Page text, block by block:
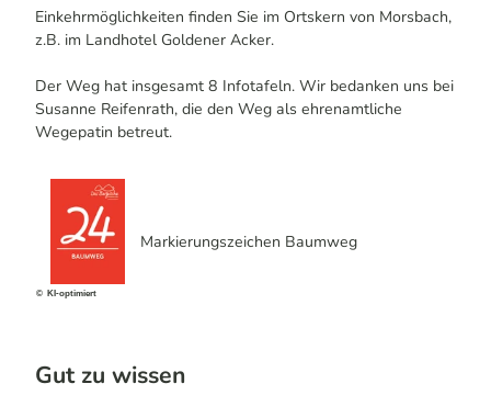
Einkehrmöglichkeiten finden Sie im Ortskern von Morsbach,
z.B. im Landhotel Goldener Acker.
Der Weg hat insgesamt 8 Infotafeln. Wir bedanken uns bei
Susanne Reifenrath, die den Weg als ehrenamtliche
Wegepatin betreut.
© KI-optimiert
Markierungszeichen Baumweg
Gut zu wissen